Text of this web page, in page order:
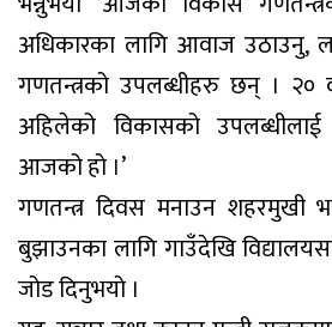
अधिकारका लागि आवाज उठाउनु,
गणतन्त्रको उपलब्धीहरु छन् । २०
अहिलेको विकासको उपलब्धीलाई
आजको हो ।’
गणतन्त्र दिवस मनाउन शहरमुखी
बुझाउनका लागि गाउँदेखि
जोड दिनुभयो ।